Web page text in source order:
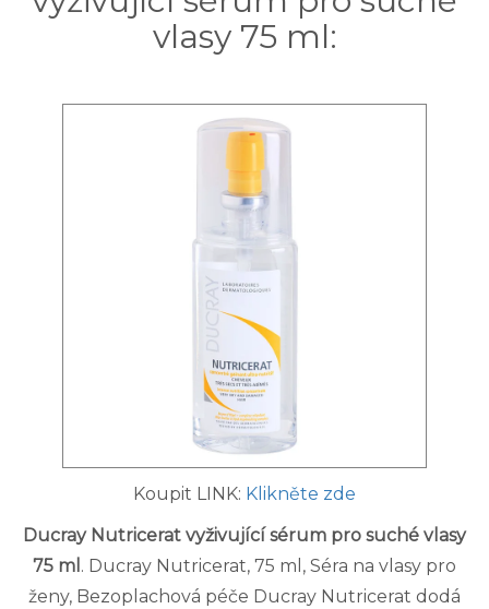
vlasy 75 ml:
Koupit LINK: Klikněte zde
Ducray Nutricerat vyživující sérum pro suché vlasy
75 ml . Ducray Nutricerat, 75 ml, Séra na vlasy pro
ženy, Bezoplachová péče Ducray Nutricerat dodá